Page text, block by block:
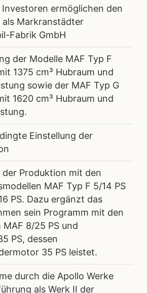
Investoren ermöglichen den
Markranstädter
Fabrik GmbH
der Modelle MAF Typ F
1375 cm³ Hubraum und
sowie der MAF Typ G
1620 cm³ Hubraum und
Einstellung der
Produktion mit den
MAF Typ F 5/14 PS
PS. Dazu ergänzt das
sein Programm mit den
MAF 8/25 PS und
PS, dessen
35 PS leistet.
durch die Apollo Werke
als Werk II der